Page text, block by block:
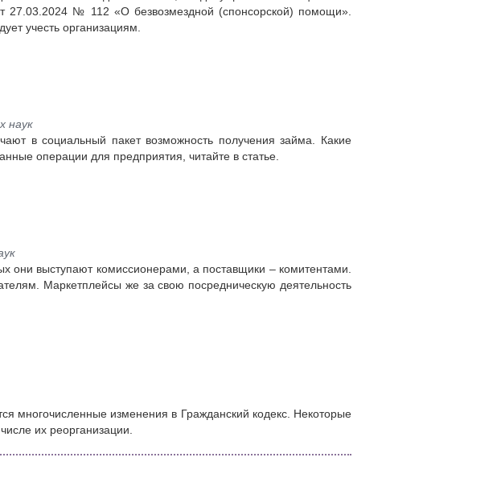
27.03.2024 № 112 «О безвозмездной (спонсорской) помощи».
учесть организациям.
наук
в социальный пакет возможность получения займа. Какие
операции для предприятия, читайте в статье.
они выступают комиссионерами, а поставщики – комитентами.
Маркетплейсы же за свою посредническую деятельность
многочисленные изменения в Гражданский кодекс. Некоторые
их реорганизации.